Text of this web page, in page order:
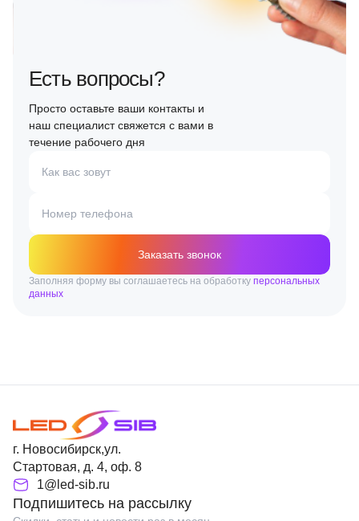
Есть вопросы?
Просто оставьте ваши контакты и
наш специалист свяжется с вами в
течение рабочего дня
Как вас зовут
Номер телефона
Заказать звонок
Заполняя форму вы соглашаетесь на обработку персональных
данных
г. Новосибирск,ул.
Стартовая, д. 4, оф. 8
1@led-sib.ru
Подпишитесь на рассылку